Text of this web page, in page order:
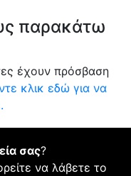
παρακάτω
έχουν πρόσβαση
κλικ εδώ για να
σας?
να λάβετε το